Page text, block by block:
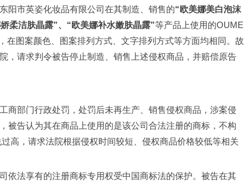
阳市英姿化妆品有限公司在其制造、销售的“欧美娜美白泡沫
柔洁肤晶露”、“欧美娜补水嫩肤晶露”等产品上使用的OUME
在图案颜色、图案排列方式、文字排列方式等方面均相同。故
，请求判令被告停止制造、销售上述侵权商品，并赔偿原告
商部门行政处罚，处罚后未再生产、销售侵权商品，涉案侵
被告认为其在商品上使用的是该公司合法注册的商标，不构
高，请求法院根据侵权时间较短、侵权商品价格较低等相关
法享有的注册商标专用权受中国商标法的保护。被告在其